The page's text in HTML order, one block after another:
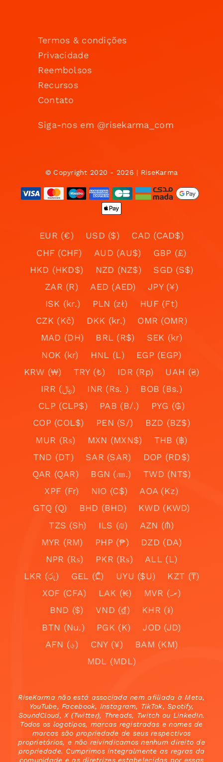
Termos & condições
Privacidade
Reembolsos
Recursos
Contato
Siga-nos em @risekarma_com
© Copyright 2020 - 2026 | RiseKarma
EUR (€) USD ($)
CAD (CAD$)
CHF (CHF)
AUD (AU$)
GBP (£)
HKD (HKD$)
NZD (NZ$)
SGD (S$)
ZAR (R)
AED (AED)
JPY (¥)
ISK (kr.)
PLN (zł)
HUF (Ft)
CZK (Kč)
DKK (kr.)
OMR (OMR)
MAD (DH)
BRL (R$)
SEK (kr)
NOK (kr)
HNL (L)
EGP (EGP)
KRW (₩)
TRY (₺) IDR (Rp)
UAH (₴)
IRR (﷼)
INR (Rs. )
BOB (Bs.)
CLP (CLP$)
PAB (B/.)
PYG (₲)
COP (COL$)
PEN (S/)
BZD (BZ$)
MUR (₨)
MXN (MXN$)
THB (฿)
TND (DT)
SAR (SAR)
DOP (RD$)
QAR (QAR)
BGN (лв.)
TWD (NT$)
XPF (Fr)
NIO (C$)
AOA (Kz)
GTQ (Q)
BHD (BHD)
KWD (KWD)
TZS (Sh)
ILS (₪)
AZN (₼)
MYR (RM)
PHP (₱)
DZD (DA)
NPR (₨)
PKR (₨)
ALL (L)
LKR (රු)
GEL (₾) UYU ($U)
KZT (₸)
XOF (CFA)
LAK (₭)
MVR (.ރ)
BND ($)
VND (₫)
KHR (៛)
BTN (Nu.)
PGK (K)
JOD (JD)
AFN (؋)
CNY (¥)
BAM (KM)
MDL (MDL)
RiseKarma não está associada nem afiliada à Meta,
YouTube, Facebook, Instagram, TikTok, Spotify,
SoundCloud, X (Twitter), Threads, Twitch ou LinkedIn.
Todos os logotipos, marcas registradas e nomes de
marcas são propriedade de seus respectivos
proprietários, e não reivindicamos nenhum direito de
propriedade. Cumprimos integralmente as regras da
comunidade e as diretrizes estabelecidas por essas